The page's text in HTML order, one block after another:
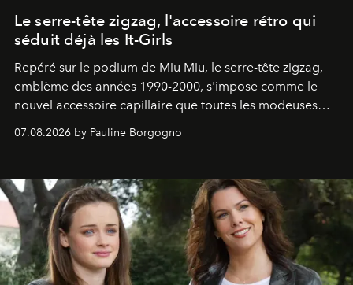
Le serre-tête zigzag, l'accessoire rétro qui
séduit déjà les It-Girls
Repéré sur le podium de Miu Miu, le serre-tête zigzag,
emblème des années 1990-2000, s'impose comme le
nouvel accessoire capillaire que toutes les modeuses
07.08.2026 by Pauline Borgogno